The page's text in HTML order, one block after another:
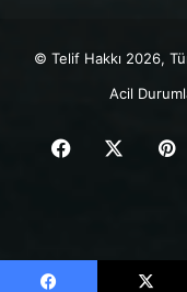
© Telif Hakkı 2026,
Acil
Facebook